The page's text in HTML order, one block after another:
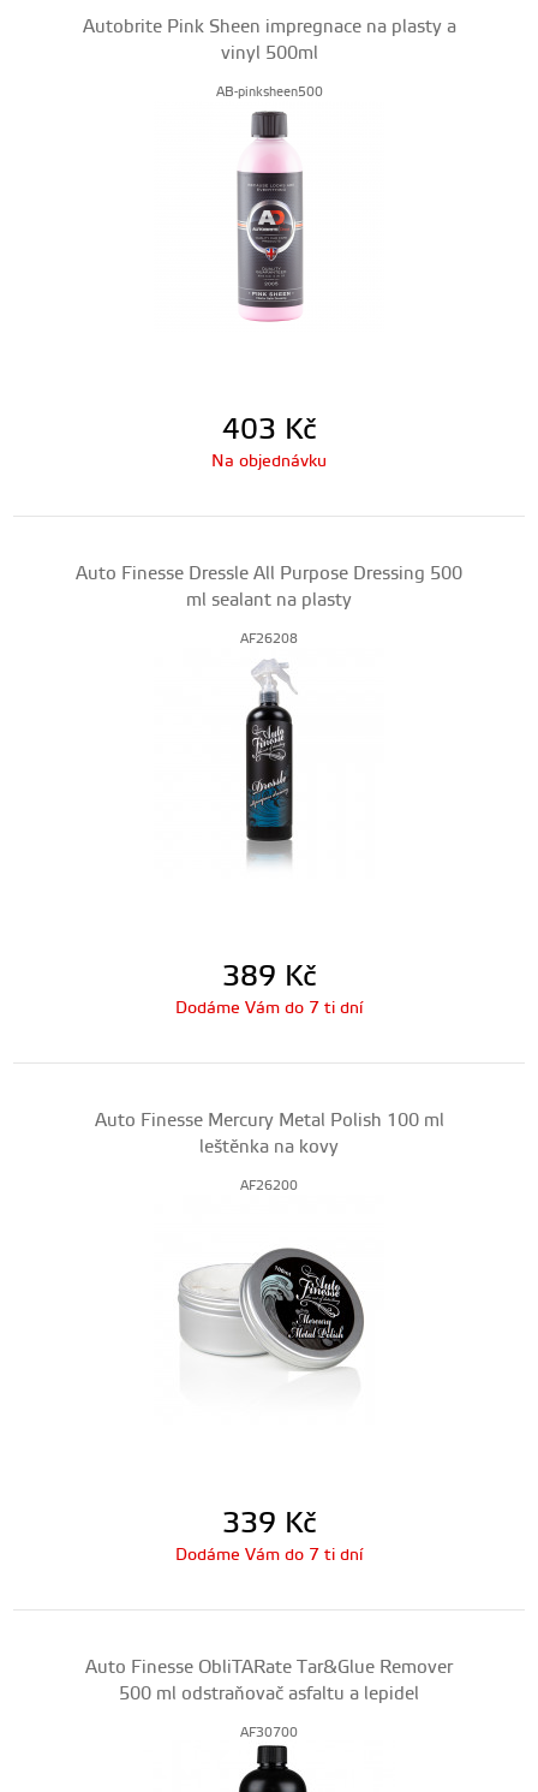
Autobrite Pink Sheen impregnace na plasty a
vinyl 500ml
AB-pinksheen500
403 Kč
Na objednávku
Auto Finesse Dressle All Purpose Dressing 500
ml sealant na plasty
AF26208
389 Kč
Dodáme Vám do 7 ti dní
Auto Finesse Mercury Metal Polish 100 ml
leštěnka na kovy
AF26200
339 Kč
Dodáme Vám do 7 ti dní
Auto Finesse ObliTARate Tar&Glue Remover
500 ml odstraňovač asfaltu a lepidel
AF30700